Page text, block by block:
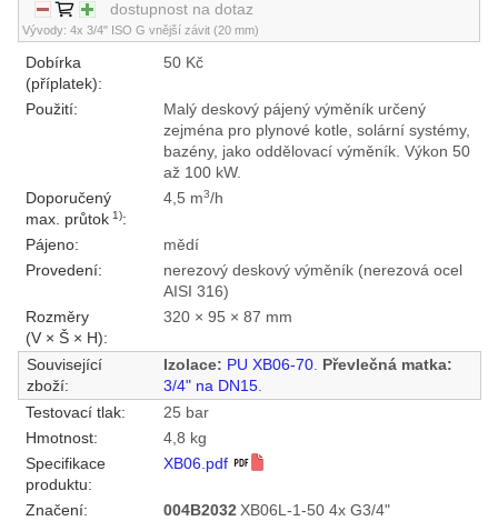
dostupnost na dotaz
Vývody: 4x 3/4" ISO G vnější závit (20 mm)
Dobírka
(příplatek):
50 Kč
Použití:
Malý deskový pájený výměník určený
zejména pro plynové kotle, solární systémy,
bazény, jako oddělovací výměník. Výkon 50
až 100 kW.
Doporučený
max. průtok1):
4,5 m3/h
Pájeno:
mědí
Provedení:
nerezový deskový výměník (nerezová ocel
AISI 316)
Rozměry
(V × Š × H):
320 × 95 × 87 mm
Související
zboží:
Izolace: PU XB06-70. Převlečná matka:
3/4" na DN15.
Testovací tlak:
25 bar
Hmotnost:
4,8 kg
Specifikace
produktu:
XB06.pdf
Značení: 004B2032 XB06L-1-50 4x G3/4"